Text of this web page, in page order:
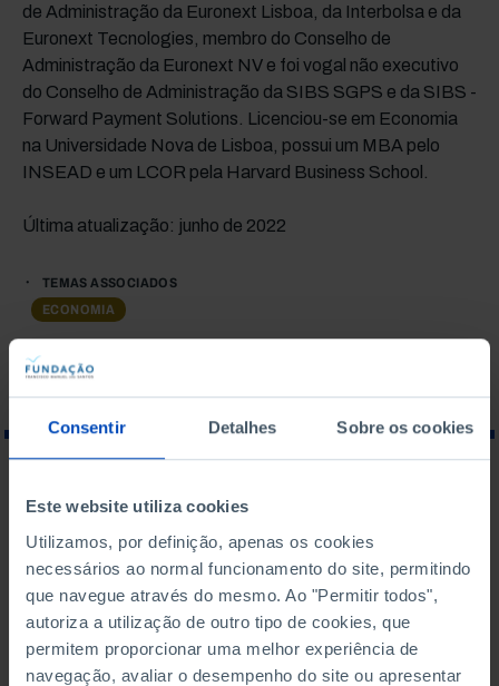
Consentir Detalhes Sobre os cookies
Este website utiliza cookies
Utilizamos, por definição, apenas os cookies
necessários ao normal funcionamento do site, permitindo
que navegue através do mesmo. Ao "Permitir todos",
autoriza a utilização de outro tipo de cookies, que
permitem proporcionar uma melhor experiência de
navegação, avaliar o desempenho do site ou apresentar
de Administração da Euronext Lisboa, da Interbolsa e da
Euronext Tecnologies, membro do Conselho de
Administração da Euronext NV e foi vogal não executivo
do Conselho de Administração da SIBS SGPS e da SIBS -
Forward Payment Solutions. Licenciou-se em Economia
na Universidade Nova de Lisboa, possui um MBA pelo
INSEAD e um LCOR pela Harvard Business School.
Última atualização: junho de 2022
TEMAS ASSOCIADOS
ECONOMIA
Para pesquisar uma expressão coloque-a entre aspas